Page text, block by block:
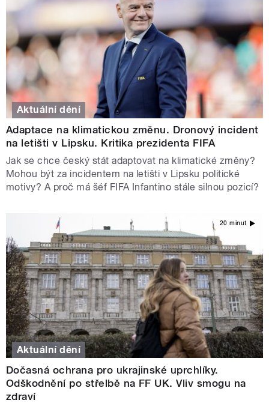
Aktuální dění
Adaptace na klimatickou změnu. Dronový incident
na letišti v Lipsku. Kritika prezidenta FIFA
Jak se chce český stát adaptovat na klimatické změny?
Mohou být za incidentem na letišti v Lipsku politické
motivy? A proč má šéf FIFA Infantino stále silnou pozicí?
20 minut
Aktuální dění
Dočasná ochrana pro ukrajinské uprchlíky.
Odškodnění po střelbě na FF UK. Vliv smogu na
zdraví